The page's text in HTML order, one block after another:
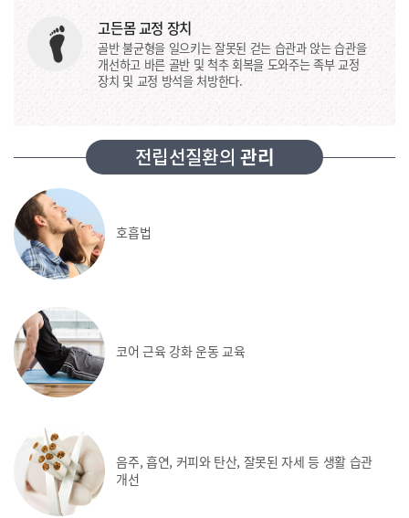
고든몸 교정 장치
골반 불균형을 일으키는 잘못된 걷는 습관과 앉는 습관을
개선하고 바른 골반 및 척추 회복을 도와주는 족부 교정
장치 및 교정 방석을 처방한다.
전립선질환의관리
호흡법
코어 근육 강화운동 교육
음주, 흡연, 커피와 탄산, 잘못된 자세 등 생활 습관
개선